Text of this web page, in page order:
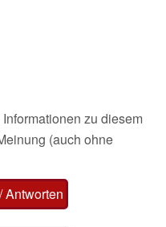
zu diesem
(auch ohne
Antworten